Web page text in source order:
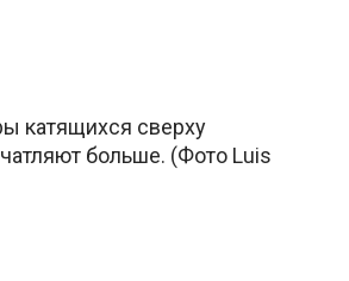
катящихся сверху
больше. (Фото Luis